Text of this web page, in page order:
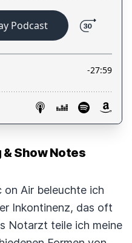
Show Notes
on Air beleuchte ich
Inkontinenz, das oft
Notarzt teile ich meine